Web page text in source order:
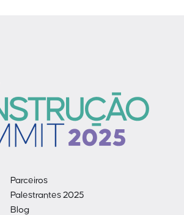
Parceiros
Palestrantes 2025
Blog